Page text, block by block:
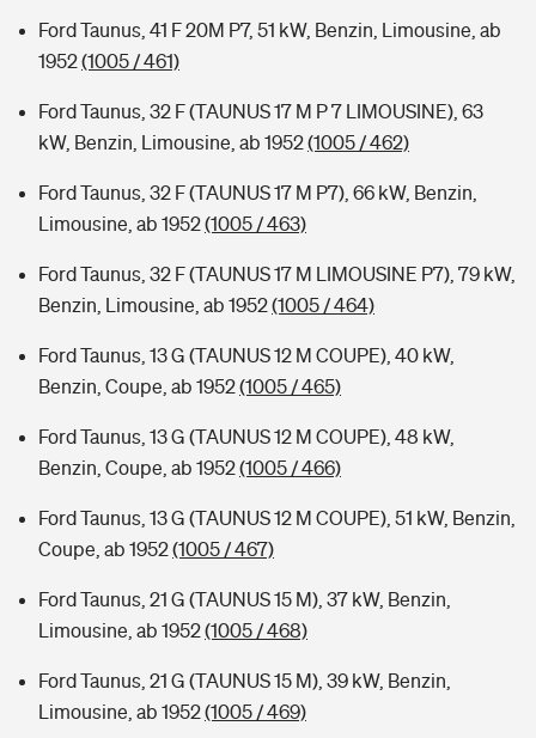
Ford Taunus, 41 F 20M P7, 51 kW, Benzin, Limousine, ab
1952(1005 / 461)
Ford Taunus, 32 F (TAUNUS 17 M P 7 LIMOUSINE), 63
kW, Benzin, Limousine, ab 1952(1005 / 462)
Ford Taunus, 32 F (TAUNUS 17 M P7), 66 kW, Benzin,
Limousine, ab 1952(1005 / 463)
Ford Taunus, 32 F (TAUNUS 17 M LIMOUSINE P7), 79 kW,
Benzin, Limousine, ab 1952(1005 / 464)
Ford Taunus, 13 G (TAUNUS 12 M COUPE), 40 kW,
Benzin, Coupe, ab 1952(1005 / 465)
Ford Taunus, 13 G (TAUNUS 12 M COUPE), 48 kW,
Benzin, Coupe, ab 1952(1005 / 466)
Ford Taunus, 13 G (TAUNUS 12 M COUPE), 51 kW, Benzin,
Coupe, ab 1952(1005 / 467)
Ford Taunus, 21 G (TAUNUS 15 M), 37 kW, Benzin,
Limousine, ab 1952(1005 / 468)
Ford Taunus, 21 G (TAUNUS 15 M), 39 kW, Benzin,
Limousine, ab 1952(1005 / 469)